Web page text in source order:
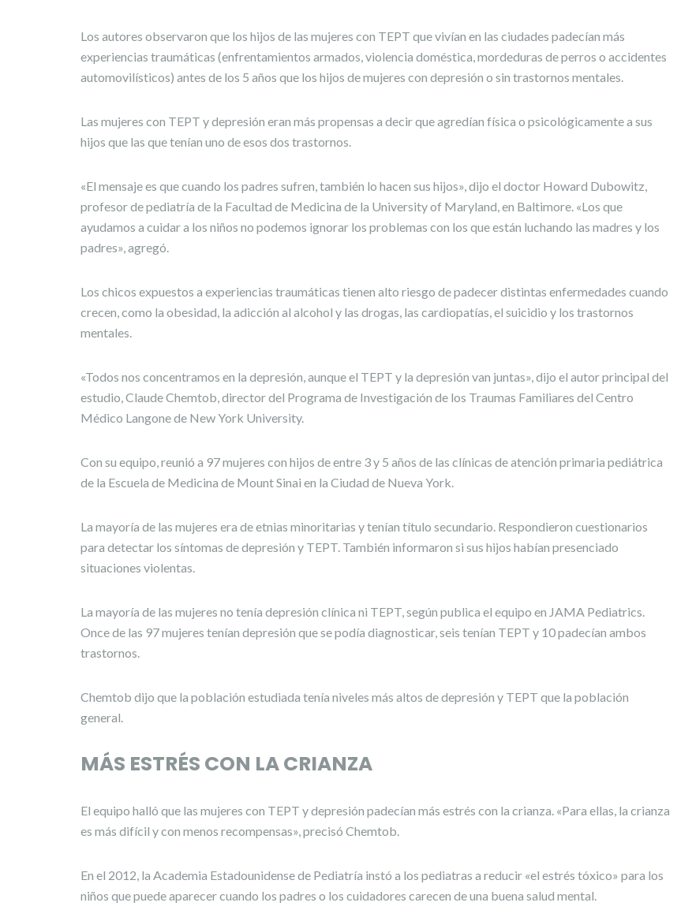
Los autores observaron que los hijos de las mujeres con TEPT que vivían en las ciudades padecían más
experiencias traumáticas (enfrentamientos armados, violencia doméstica, mordeduras de perros o accidentes
automovilísticos) antes de los 5 años que los hijos de mujeres con depresión o sin trastornos mentales.
Las mujeres con TEPT y depresión eran más propensas a decir que agredían física o psicológicamente a sus
hijos que las que tenían uno de esos dos trastornos.
«El mensaje es que cuando los padres sufren, también lo hacen sus hijos», dijo el doctor Howard Dubowitz,
profesor de pediatría de la Facultad de Medicina de la University of Maryland, en Baltimore. «Los que
ayudamos a cuidar a los niños no podemos ignorar los problemas con los que están luchando las madres y los
padres», agregó.
Los chicos expuestos a experiencias traumáticas tienen alto riesgo de padecer distintas enfermedades cuando
crecen, como la obesidad, la adicción al alcohol y las drogas, las cardiopatías, el suicidio y los trastornos
mentales.
«Todos nos concentramos en la depresión, aunque el TEPT y la depresión van juntas», dijo el autor principal del
estudio, Claude Chemtob, director del Programa de Investigación de los Traumas Familiares del Centro
Médico Langone de New York University.
Con su equipo, reunió a 97 mujeres con hijos de entre 3 y 5 años de las clínicas de atención primaria pediátrica
de la Escuela de Medicina de Mount Sinai en la Ciudad de Nueva York.
La mayoría de las mujeres era de etnias minoritarias y tenían título secundario. Respondieron cuestionarios
para detectar los síntomas de depresión y TEPT. También informaron si sus hijos habían presenciado
situaciones violentas.
La mayoría de las mujeres no tenía depresión clínica ni TEPT, según publica el equipo en JAMA Pediatrics.
Once de las 97 mujeres tenían depresión que se podía diagnosticar, seis tenían TEPT y 10 padecían ambos
trastornos.
Chemtob dijo que la población estudiada tenía niveles más altos de depresión y TEPT que la población
general.
MÁS ESTRÉS CON LA CRIANZA
El equipo halló que las mujeres con TEPT y depresión padecían más estrés con la crianza. «Para ellas, la crianza
es más difícil y con menos recompensas», precisó Chemtob.
En el 2012, la Academia Estadounidense de Pediatría instó a los pediatras a reducir «el estrés tóxico» para los
niños que puede aparecer cuando los padres o los cuidadores carecen de una buena salud mental.